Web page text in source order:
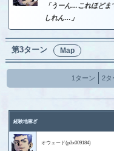
「うーん…これほど
しれん…」
第3ターン Map
1ターン 2タ
経験地稼ぎ
オウェード(p3x009184)